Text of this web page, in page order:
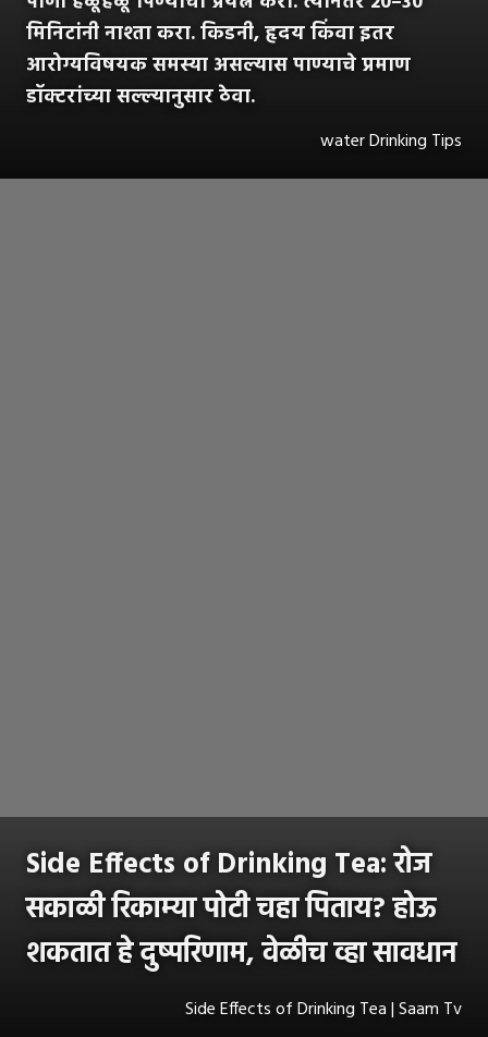
मिनिटांनी नाश्ता करा. किडनी, हृदय किंवा इतर
आरोग्यविषयक समस्या असल्यास पाण्याचे प्रमाण
डॉक्टरांच्या सल्ल्यानुसार ठेवा.
water Drinking Tips
Side Effects of Drinking Tea: रोज
सकाळी रिकाम्या पोटी चहा पिताय? होऊ
शकतात हे दुष्परिणाम, वेळीच व्हा सावधान
Side Effects of Drinking Tea | Saam Tv